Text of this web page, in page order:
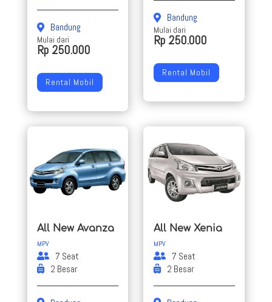
Bandung
Mulai dari
Rp 250.000
Rental Mobil
Bandung
Mulai dari
Rp 250.000
Rental Mobil
All New Avanza
MPV
7 Seat
2 Besar
All New Xenia
MPV
7 Seat
2 Besar